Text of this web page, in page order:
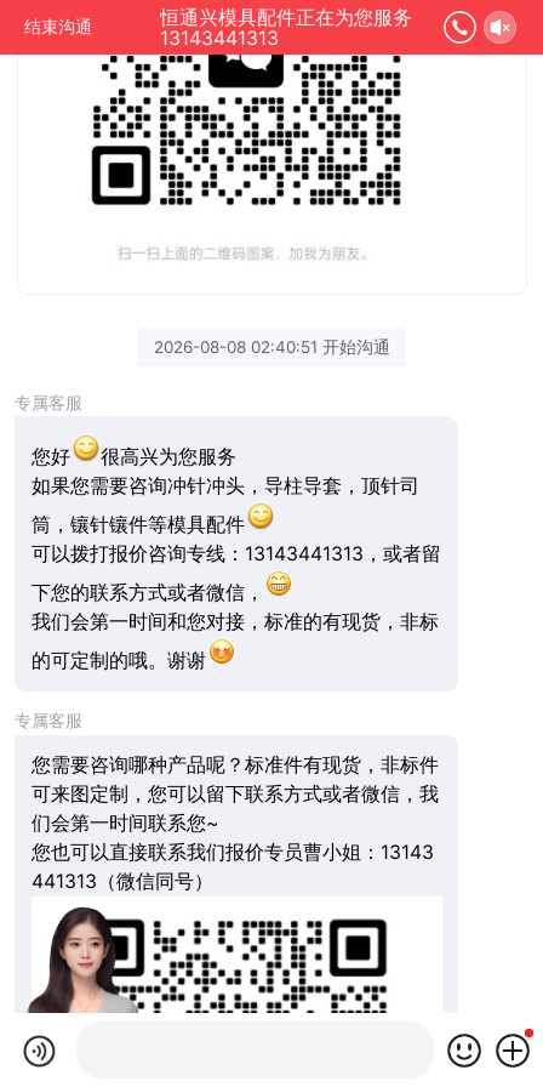
结束沟通
恒通兴模具配件正在为您服务
13143441313
2026-08-08 02:40:51 开始沟通
专属客服
您好
很高兴为您服务
如果您需要咨询冲针冲头，导柱导套，顶针司
筒，镶针镶件等模具配件
可以拨打报价咨询专线：13143441313，或者留
下您的联系方式或者微信，
我们会第一时间和您对接，标准的有现货，非标
的可定制的哦。谢谢
专属客服
您需要咨询哪种产品呢？标准件有现货，非标件
可来图定制，您可以留下联系方式或者微信，我
们会第一时间联系您~
您也可以直接联系我们报价专员曹小姐：13143
441313（微信同号）